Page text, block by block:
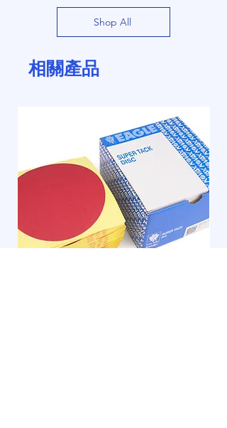
Shop All
相關產品